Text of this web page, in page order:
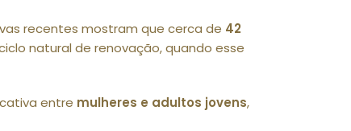
recentes mostram que cerca de 42
natural de renovação, quando esse
entre mulheres e adultos jovens,